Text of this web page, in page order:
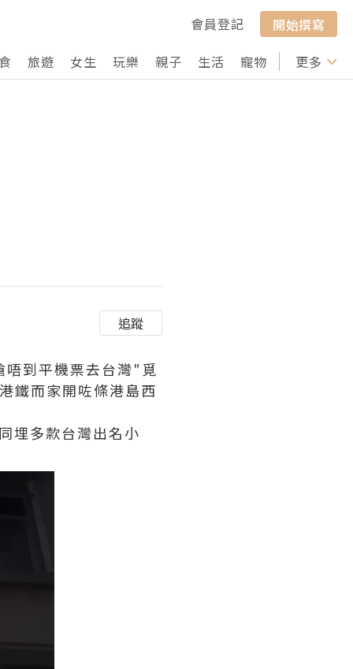
會員登記
開始撰寫
旅遊 女生 玩樂 親子 生活 寵物 行山 打卡
更多
追蹤
到平機票去台灣"覓
鐵而家開咗條港島西
埋多款台灣出名小